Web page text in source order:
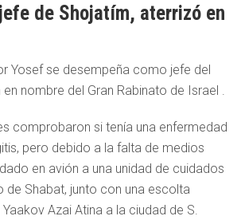
de Shojatím, aterrizó en
Yosef se desempeña como jefe del
nombre del Gran Rabinato de Israel .
comprobaron si tenía una enfermedad
pero debido a la falta de medios
en avión a una unidad de cuidados
de Shabat, junto con una escolta
Azai Atina a la ciudad de S.